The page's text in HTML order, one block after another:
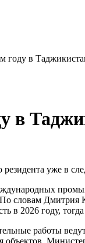
году в
в
резидента уже в
По словам
в 2026 году,
работы
объектов.